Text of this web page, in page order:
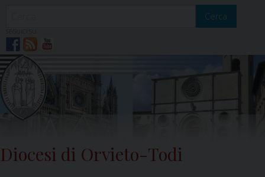
Cerca
Diocesi di Orvieto-Todi